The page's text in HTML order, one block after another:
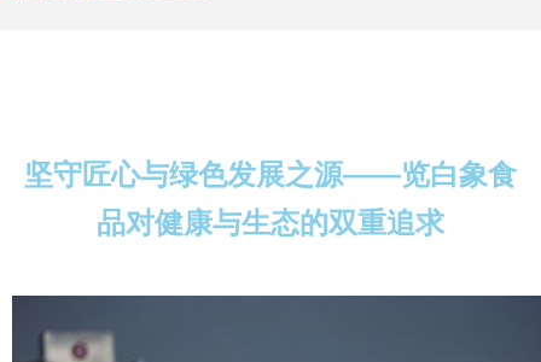
坚守匠心与绿色发展之源——览白象食
品对健康与生态的双重追求